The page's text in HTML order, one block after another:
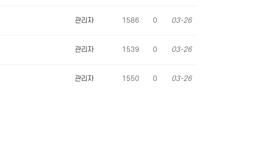
관리자 1586 0 03-26
관리자 1539 0 03-26
관리자 1550 0 03-26